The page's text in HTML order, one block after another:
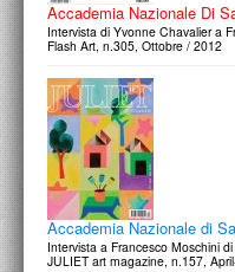
Accademia Nazionale Di
Intervista di Yvonne Chavalier a
Flash Art, n.305, Ottobre / 2012
Accademia Nazionale di
Intervista a Francesco Moschini
JULIET art magazine, n.157,